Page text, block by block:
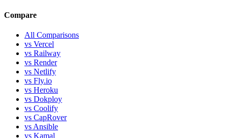
Compare
All Comparisons
vs Vercel
vs Railway
vs Render
vs Netlify
vs Fly.io
vs Heroku
vs Dokploy
vs Coolify
vs CapRover
vs Ansible
vs Kamal